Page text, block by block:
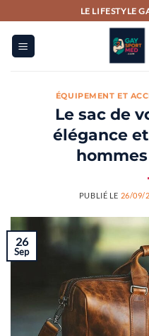
au
contenu
LE LIFESTYLE
ÉQUIPEMENT ET
Le sac de
élégance
PUBLIÉ LE 26/09/
26
Sep